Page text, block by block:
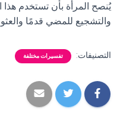
يُنصح المرأة بأن تستخدم هذا
والتشجيع للمضي قدمًا
التصنيفات: تفسيرات مختلفة